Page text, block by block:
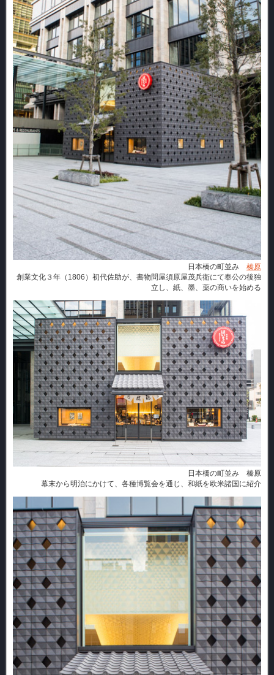
日本橋の町並み 榛原
創業文化３年（1806） 初代佐助が、書物問屋須原屋茂兵衛にて奉公の後独
立し、紙、墨、薬の商いを始める
日本橋の町並み 榛原
幕末から明治にかけて、各種博覧会を通じ、和紙を欧米諸国に紹介